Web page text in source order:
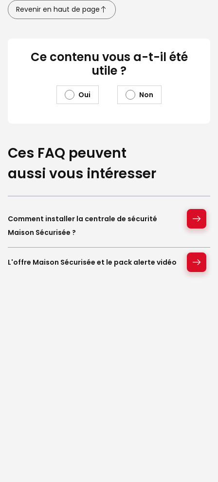
Revenir en haut de page
Ce contenu vous a-t-il été
utile ?
Oui Non
Ces FAQ peuvent
aussi vous intéresser
Comment installer la centrale de sécurité
Maison Sécurisée ?
L'offre Maison Sécurisée et le pack alerte vidéo